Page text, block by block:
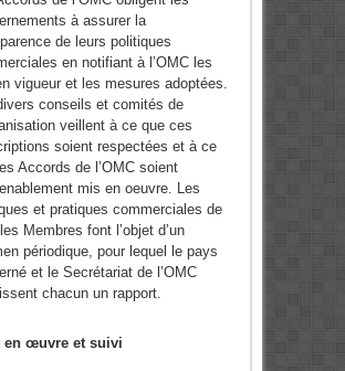
à assurer la
de leurs politiques
en notifiant à l’OMC les
vigueur et les mesures adoptées.
conseils et comités de
veillent à ce que ces
soient respectées et à ce
Accords de l’OMC soient
mis en oeuvre. Les
et pratiques commerciales de
Membres font l’objet d’un
périodique, pour lequel le pays
et le Secrétariat de l’OMC
chacun un rapport.
en œuvre et suivi